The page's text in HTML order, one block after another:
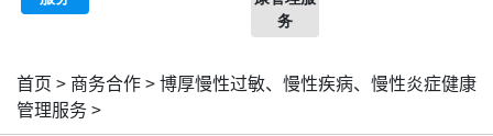
务
首页 > 商务合作 > 博厚慢性过敏、慢性疾病、慢性炎症健康
管理服务 >